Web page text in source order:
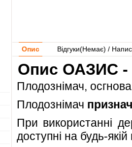
Опис Відгуки(Немає) /
Опис ОАЗИС -
Плодознімач,
Плодознімач
При використанні
доступні на будь-якій